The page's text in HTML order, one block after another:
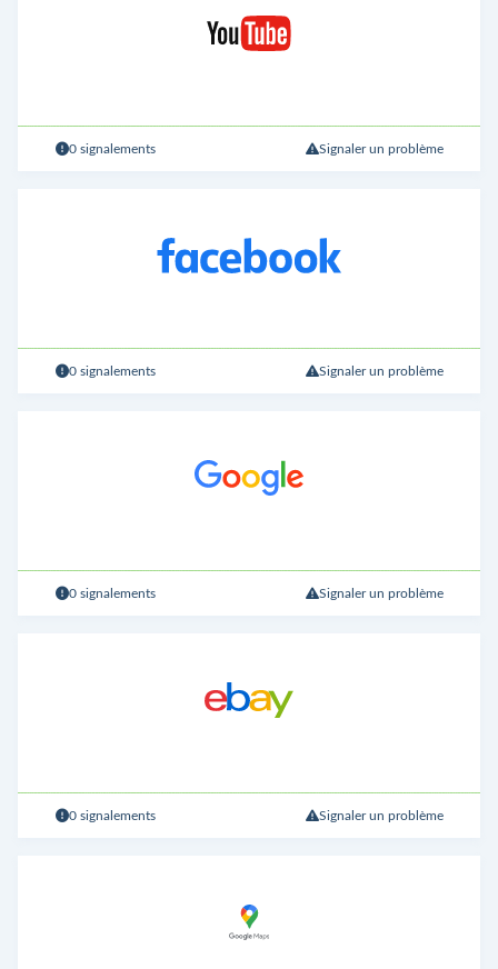
0 signalements Signaler un problème
0 signalements Signaler un problème
0 signalements Signaler un problème
0 signalements Signaler un problème